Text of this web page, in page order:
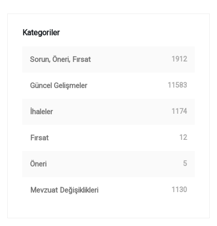
Kategoriler
Sorun, Öneri, Fırsat 1912
Güncel Gelişmeler 11583
İhaleler 1174
Fırsat 12
Öneri 5
Mevzuat Değişiklikleri 1130